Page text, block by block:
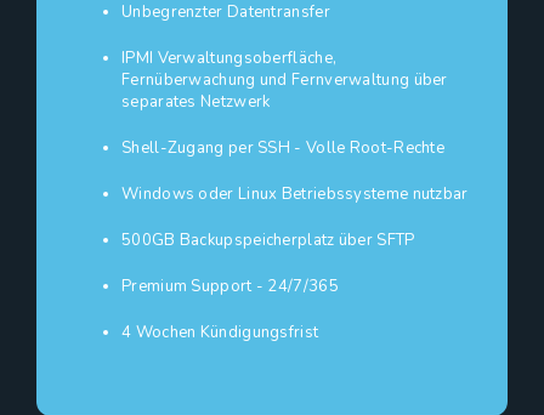
Unbegrenzter Datentransfer
IPMI Verwaltungsoberfläche,
Fernüberwachung und Fernverwaltung über
separates Netzwerk
Shell-Zugang per SSH - Volle Root-Rechte
Windows oder Linux Betriebssysteme nutzbar
500GB Backupspeicherplatz über SFTP
Premium Support - 24/7/365
4 Wochen Kündigungsfrist